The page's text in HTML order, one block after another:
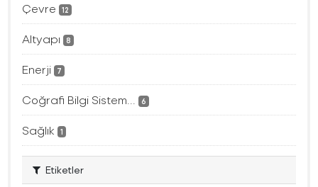
Çevre 12
Altyapı 8
Enerji 7
Coğrafi Bilgi Sistem... 6
Sağlık 1
Etiketler